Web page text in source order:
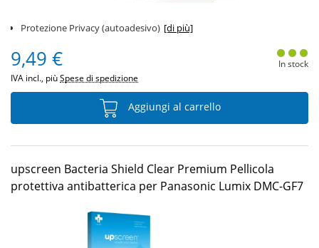
Protezione Privacy (autoadesivo) [di più]
9,49 €
IVA incl., piùSpese di spedizione
In stock
Aggiungi al carrello
upscreen Bacteria Shield Clear Premium Pellicola
protettiva antibatterica per Panasonic Lumix DMC-GF7